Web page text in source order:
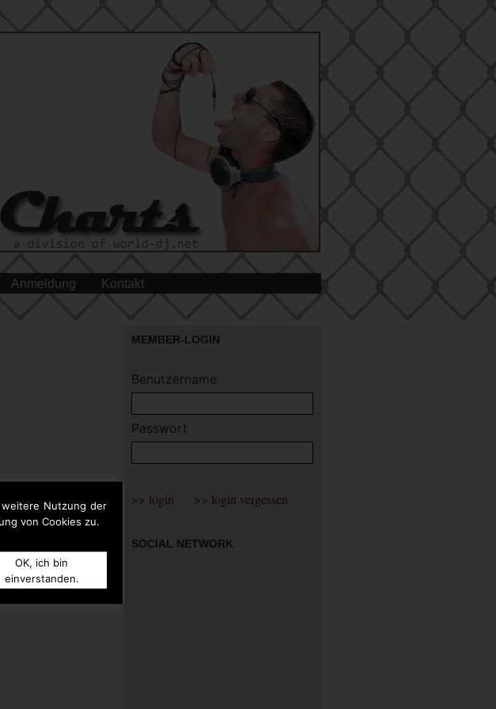
Nutzung der
von Cookies zu.
OK, ich bin
einverstanden.
Anmeldung Kontakt
MEMBER-LOGIN
Benutzername
Passwort
SOCIAL NETWORK